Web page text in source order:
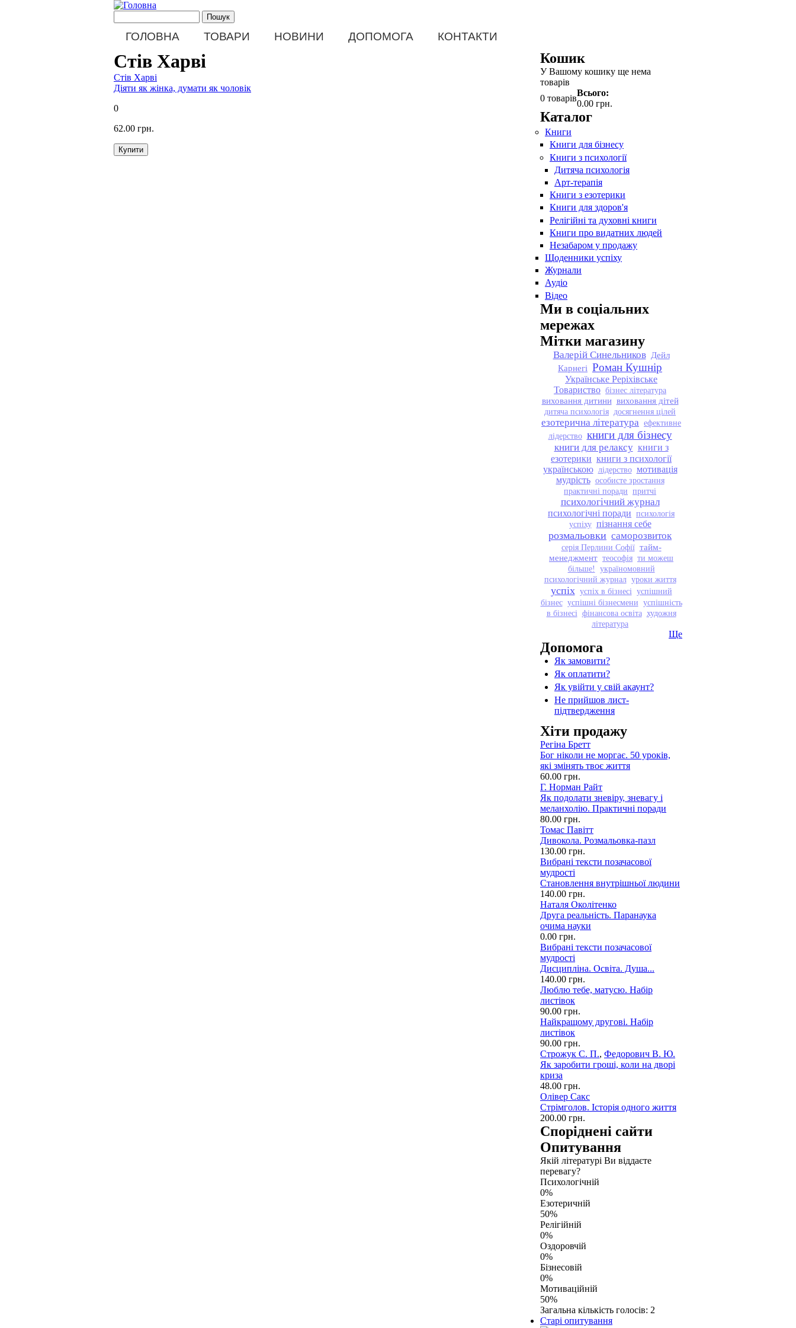
Перейти до основного матеріалу
Пошукова форма
Main menu
ГОЛОВНА ТОВАРИ НОВИНИ ДОПОМОГА КОНТАКТИ
Стів Харві
Стів Харві
Діяти як жінка, думати як чоловік
0
62.00 грн.
Кошик
У Вашому кошику ще нема
товарів
0 товарів
Всього:
0.00 грн.
Каталог
Книги
Книги для бізнесу
Книги з психології
Дитяча психологія
Арт-терапія
Книги з езотерики
Книги для здоров'я
Релігійні та духовні книги
Книги про видатних людей
Незабаром у продажу
Щоденники успіху
Журнали
Аудіо
Відео
Ми в соціальних
мережах
Мітки магазину
Валерій Синельников Дейл
Карнегі Роман Кушнір
Українське Реріхівське
Товариство бізнес література
виховання дитини виховання дітей
дитяча психологія досягнення цілей
езотерична література ефективне
лідерство книги для бізнесу
книги для релаксу книги з
езотерики книги з психології
українською лідерство мотивація
мудрість особисте зростання
практичні поради притчі
психологічний журнал
психологічні поради психологія
успіху пізнання себе
розмальовки саморозвиток
серія Перлини Софії тайм-
менеджмент теософія ти можеш
більше!
україномовний
психологічний журнал уроки життя
успіх успіх в бізнесі успішний
бізнес успішні бізнесмени успішність
в бізнесі фінансова освіта художня
література
Ще
Допомога
Як замовити?
Як оплатити?
Як увійти у свій акаунт?
Не прийшов лист-
підтвердження
Хіти продажу
Регіна Бретт
Бог ніколи не моргає. 50 уроків,
які змінять твоє життя
60.00 грн.
Г. Норман Райт
Як подолати зневіру, зневагу і
меланхолію. Практичні поради
80.00 грн.
Томас Павітт
Дивокола. Розмальовка-пазл
130.00 грн.
Вибрані тексти позачасової
мудрості
Становлення внутрішньої людини
140.00 грн.
Наталя Околітенко
Друга реальність. Паранаука
очима науки
0.00 грн.
Вибрані тексти позачасової
мудрості
Дисципліна. Освіта. Душа...
140.00 грн.
Люблю тебе, матусю. Набір
листівок
90.00 грн.
Найкращому другові. Набір
листівок
90.00 грн.
Строжук С. П., Федорович В. Ю.
Як заробити гроші, коли на дворі
криза
48.00 грн.
Олівер Сакс
Стрімголов. Історія одного життя
200.00 грн.
Споріднені сайти
Опитування
Якій літературі Ви віддаєте
перевагу?
Психологічній
0%
Езотеричній
50%
Релігійній
0%
Оздоровчій
0%
Бізнесовій
0%
Мотиваційній
50%
Загальна кількість голосів: 2
Старі опитування